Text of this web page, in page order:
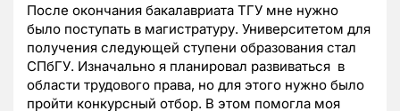
После окончания бакалавриата ТГУ мне нужно
было поступать в магистратуру. Университетом для
получения следующей ступени образования стал
СПбГУ. Изначально я планировал развиваться в
области трудового права, но для этого нужно было
пройти конкурсный отбор. В этом помогла моя